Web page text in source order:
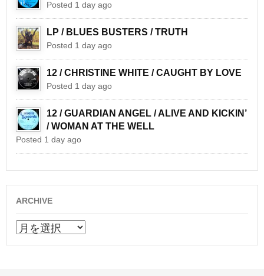
Posted 1 day ago
LP / BLUES BUSTERS / TRUTH
Posted 1 day ago
12 / CHRISTINE WHITE / CAUGHT BY LOVE
Posted 1 day ago
12 / GUARDIAN ANGEL / ALIVE AND KICKIN’
/ WOMAN AT THE WELL
Posted 1 day ago
ARCHIVE
ARCHIVE